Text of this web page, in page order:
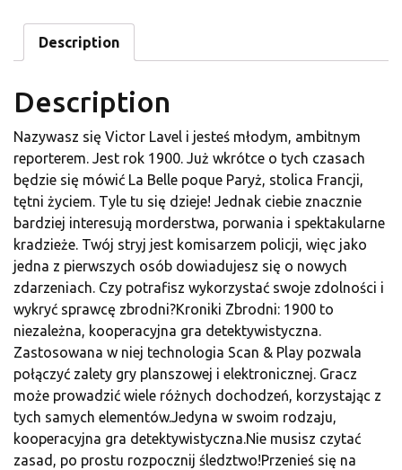
Description
Description
Nazywasz się Victor Lavel i jesteś młodym, ambitnym
reporterem. Jest rok 1900. Już wkrótce o tych czasach
będzie się mówić La Belle poque Paryż, stolica Francji,
tętni życiem. Tyle tu się dzieje! Jednak ciebie znacznie
bardziej interesują morderstwa, porwania i spektakularne
kradzieże. Twój stryj jest komisarzem policji, więc jako
jedna z pierwszych osób dowiadujesz się o nowych
zdarzeniach. Czy potrafisz wykorzystać swoje zdolności i
wykryć sprawcę zbrodni?Kroniki Zbrodni: 1900 to
niezależna, kooperacyjna gra detektywistyczna.
Zastosowana w niej technologia Scan & Play pozwala
połączyć zalety gry planszowej i elektronicznej. Gracz
może prowadzić wiele różnych dochodzeń, korzystając z
tych samych elementów.Jedyna w swoim rodzaju,
kooperacyjna gra detektywistyczna.Nie musisz czytać
zasad, po prostu rozpocznij śledztwo!Przenieś się na